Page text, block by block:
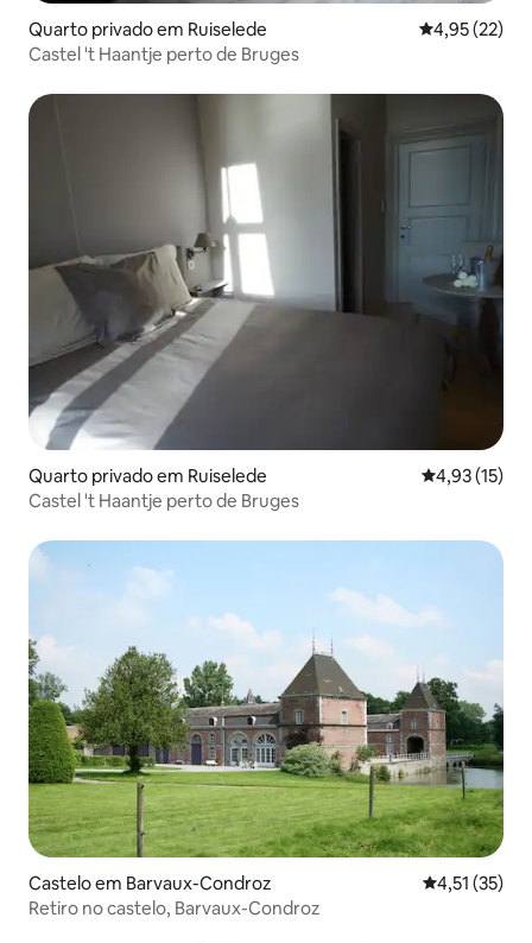
Quarto privado em Ruiselede Classificação
4,95 (22)
Castel 't Haantje perto de Bruges
Quarto privado em Ruiselede Classificação
4,93 (15)
Castel 't Haantje perto de Bruges
Castelo em Barvaux-Condroz
4,51 (35)
Retiro no castelo, Barvaux-Condroz